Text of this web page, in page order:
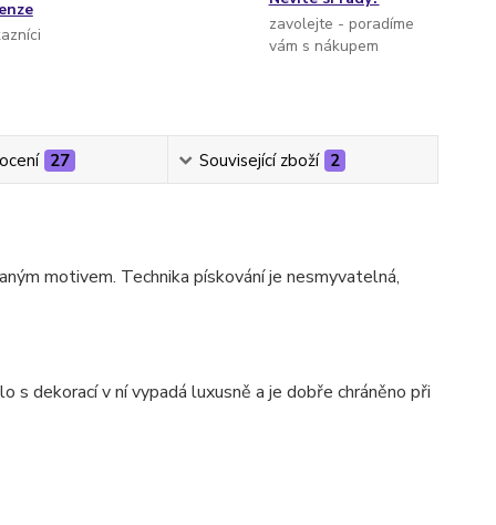
zavolejte - poradíme
vám s nákupem
27 Související zboží 2
motivem. Technika pískování je nesmyvatelná,
s dekorací v ní vypadá luxusně a je dobře chráněno při